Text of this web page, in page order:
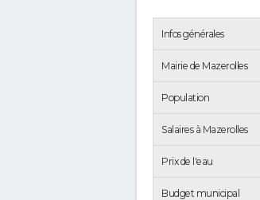
Infos générales
Mairie de Mazerolles
Population
Salaires à Mazerolles
Prix de l'eau
Budget municipal